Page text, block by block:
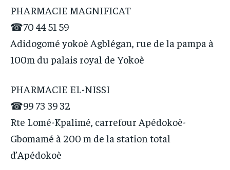
PHARMACIE MAGNIFICAT
☎70 44 51 59
Adidogomé yokoè Agblégan, rue de la pampa à
100m du palais royal de Yokoè
PHARMACIE EL-NISSI
☎99 73 39 32
Rte Lomé-Kpalimé, carrefour Apédokoè-
Gbomamé à 200 m de la station total
d’Apédokoè